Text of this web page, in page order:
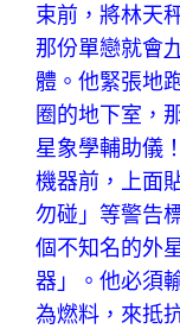
束前，將林天
那份單戀就會
體。他緊張地
圈的地下室，
星象學輔助儀
機器前，上面
勿碰」等警告
個不知名的外
器」。他必須
為燃料，來抵